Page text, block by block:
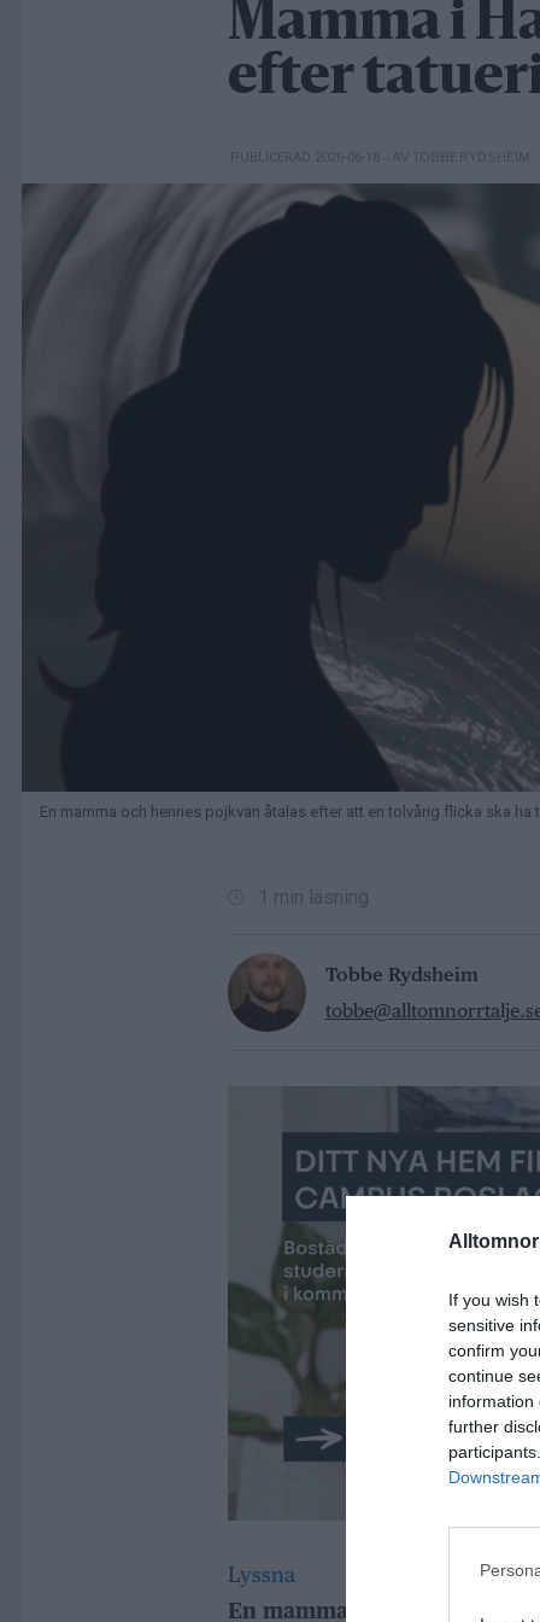
If you wish
sensitive
confirm
continue
information
further
Mamma i
efter
PUBLICERAD 2026-06-18 – AV TOBBE RYDSHEIM
En mamma och hennes pojkvän åtalas efter att en tolvårig flicka ska ha
1 min läsning
Tobbe Rydsheim
Lyssna
En mamma och hennes